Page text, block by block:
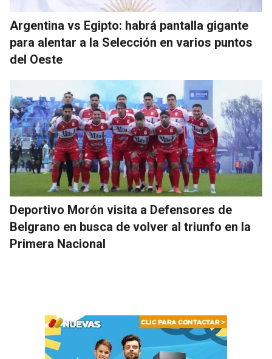
Argentina vs Egipto: habrá pantalla gigante
para alentar a la Selección en varios puntos
del Oeste
Deportivo Morón visita a Defensores de
Belgrano en busca de volver al triunfo en la
Primera Nacional